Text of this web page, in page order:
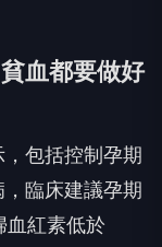
血都要做好
包括控制孕期
臨床建議孕期
血紅素低於